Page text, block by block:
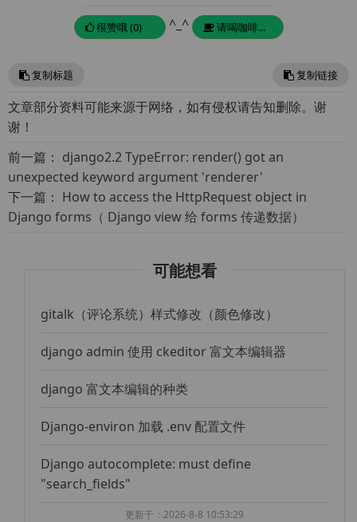
很赞哦 (0) ^_^ 请喝咖啡...
复制标题 复制链接
文章部分资料可能来源于网络，如有侵权请告知删除。谢
谢！
前一篇： django2.2 TypeError: render() got an
unexpected keyword argument 'renderer'
下一篇： How to access the HttpRequest object in
Django forms（ Django view 给 forms 传递数据）
可能想看
gitalk（评论系统）样式修改（颜色修改）
django admin 使用 ckeditor 富文本编辑器
django 富文本编辑的种类
Django-environ 加载 .env 配置文件
Django autocomplete: must define
"search_fields"
更新于：2026-8-8 10:53:29